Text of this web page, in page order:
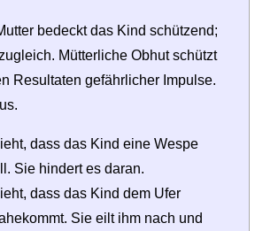
bedeckt das Kind schützend;
Mütterliche Obhut schützt
Resultaten gefährlicher Impulse.
dass das Kind eine Wespe
Sie hindert es daran.
dass das Kind dem Ufer
Sie eilt ihm nach und